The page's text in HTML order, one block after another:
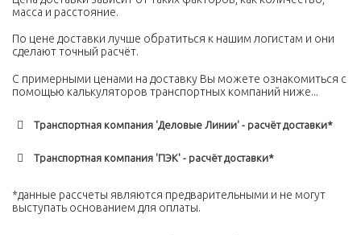
масса и расстояние.
По цене доставки лучше обратиться к нашим логистам и они
сделают точный расчёт.
С примерными ценами на доставку Вы можете ознакомиться c
помощью калькуляторов транспортных компаний ниже...
Транспортная компания 'Деловые Линии' - расчёт доставки*
Транспортная компания 'ПЭК' - расчёт доставки*
*данные рассчеты являются предварительными и не могут
выступать основанием для оплаты.